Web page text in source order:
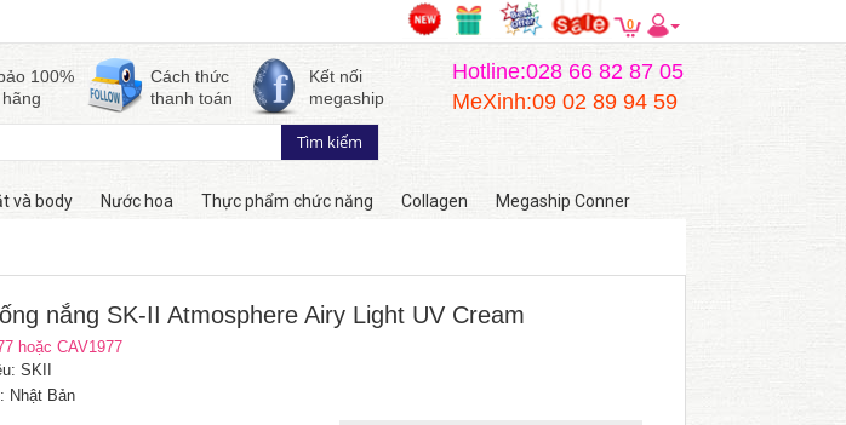
0
100%
Cách thức
thanh toán
Kết nối
megaship
Hotline:028 66 82 87 05
MeXinh:09 02 89 94 59
và body Nước hoa Thực phẩm chức năng Collagen Megaship Conner
nắng SK-II Atmosphere Airy Light UV Cream
hoặc CAV1977
SKII
Nhật Bản